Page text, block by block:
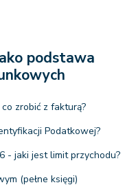
podstawa
zrobić z fakturą?
Podatkowej?
- jaki jest limit przychodu?
(pełne księgi)